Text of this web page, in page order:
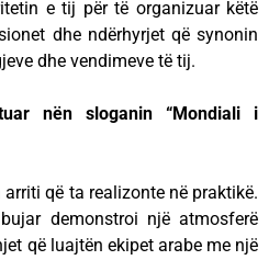
e tij për të organizuar këtë
dhe ndërhyrjet që synonin
dhe vendimeve të tij.
nën sloganin “Mondiali i
që ta realizonte në praktikë.
demonstroi një atmosferë
që luajtën ekipet arabe me një